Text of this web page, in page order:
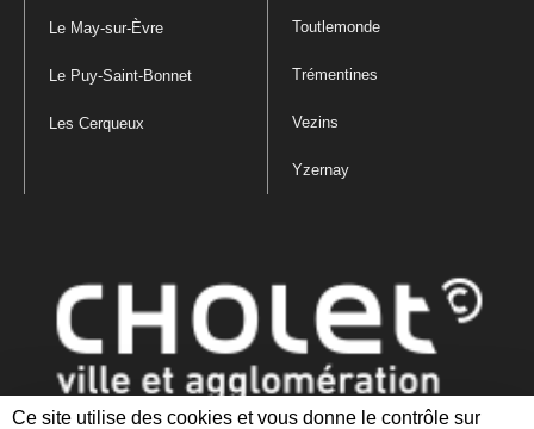
Ce site utilise des cookies et vous donne le contrôle sur
Le May-sur-Èvre
Le Puy-Saint-Bonnet
Les Cerqueux
Toutlemonde
Trémentines
Vezins
Yzernay